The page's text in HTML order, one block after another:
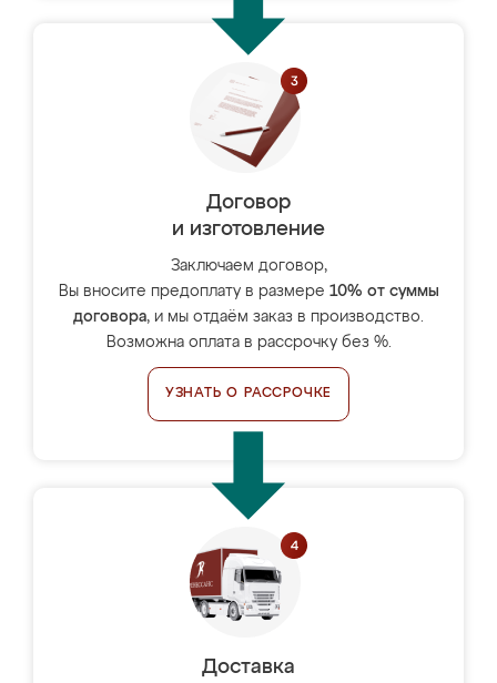
Договор
и изготовление
Заключаем договор,
Вы вносите предоплату в размере 10% от суммы
договора, и мы отдаём заказ в производство.
Возможна оплата в рассрочку без %.
УЗНАТЬ О РАССРОЧКЕ
Доставка